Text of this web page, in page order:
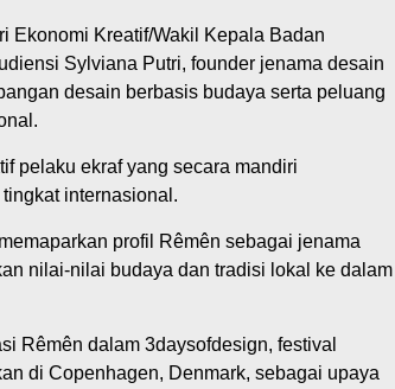
Kreatif/Wakil Kepala Badan
Sylviana Putri, founder jenama desain
desain berbasis budaya serta peluang
pelaku ekraf yang secara mandiri
internasional.
profil Rêmên sebagai jenama
nilai-nilai budaya dan tradisi lokal ke dalam
Rêmên dalam 3daysofdesign, festival
di Copenhagen, Denmark, sebagai upaya